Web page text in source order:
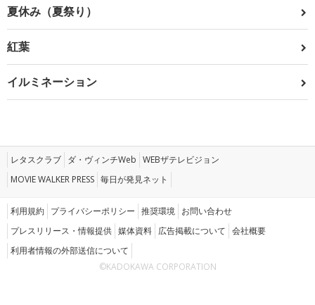
夏休み（夏祭り）
紅葉
イルミネーション
レタスクラブ ダ・ヴィンチWeb WEBザテレビジョン
MOVIE WALKER PRESS 毎日が発見ネット
利用規約 プライバシーポリシー 推奨環境 お問い合わせ
プレスリリース・情報提供 媒体資料 広告掲載について 会社概要
利用者情報の外部送信について
©KADOKAWA CORPORATION